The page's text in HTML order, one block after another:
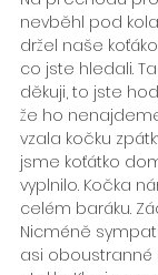
nevběhl pod
držel naše
co jste hledali.
děkuji, to jste
že ho
vzala kočku
jsme koťátko
vyplnilo. Kočka
celém baráku.
Nicméně
asi oboustranné